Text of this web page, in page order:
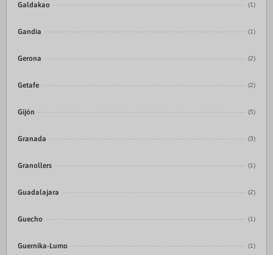
Galdakao (1)
Gandia (1)
Gerona (2)
Getafe (2)
Gijón (5)
Granada (3)
Granollers (1)
Guadalajara (2)
Guecho (1)
Guernika-Lumo (1)